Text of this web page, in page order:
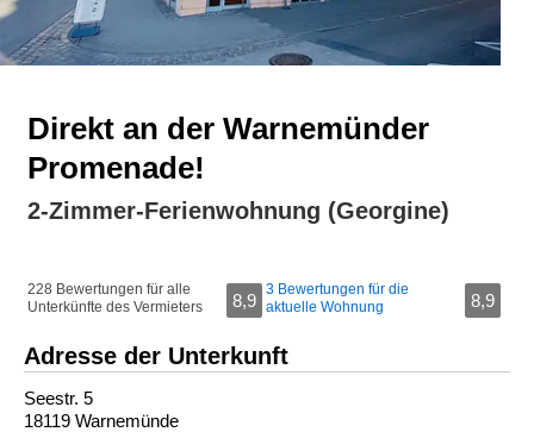
Direkt an der Warnemünder
Promenade!
2-Zimmer-Ferienwohnung (Georgine)
228 Bewertungen für alle
Unterkünfte des Vermieters
8,9
3 Bewertungen für die
aktuelle Wohnung
8,9
Adresse der Unterkunft
Seestr. 5
18119 Warnemünde